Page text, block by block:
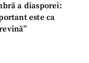
a diasporei:
este ca